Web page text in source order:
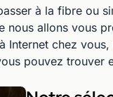
à la fibre ou
allons vous
Internet chez
pouvez trouver